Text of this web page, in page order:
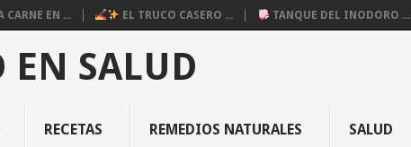
CARNE EN ... EL TRUCO CASERO ... TANQUE DEL INODORO ...
SALUD
RECETAS REMEDIOS NATURALES SALUD